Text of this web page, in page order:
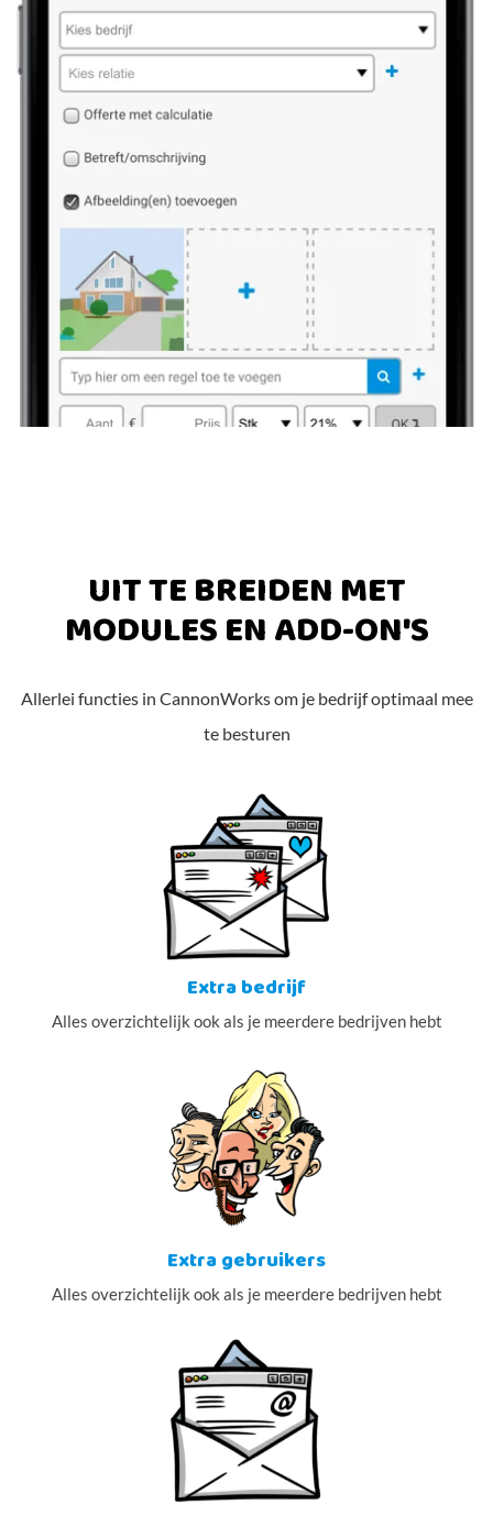
UIT TE BREIDEN MET
MODULES EN ADD-ON'S
Allerlei functies in CannonWorks om je bedrijf optimaal mee
te besturen
Extra bedrijf
Alles overzichtelijk ook als je meerdere bedrijven hebt
Extra gebruikers
Alles overzichtelijk ook als je meerdere bedrijven hebt